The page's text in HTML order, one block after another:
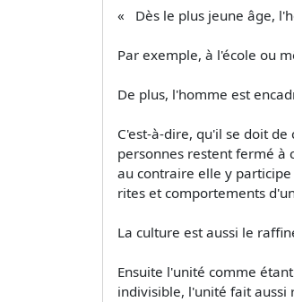
« Dès le plus jeune âge,
Par exemple, à l'école ou
De plus, l'homme est
C'est-à-dire, qu'il se doit
personnes restent fermé à
au contraire elle y
rites et comportements
La culture est aussi le
Ensuite l'unité comme
indivisible, l'unité fait aussi